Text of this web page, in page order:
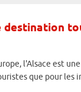
destination
l'Alsace est
que pour les